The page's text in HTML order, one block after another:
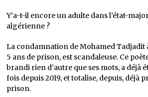
Y’a-t-il encore un adulte dans l’état-
algérienne ?
La condamnation de Mohamed Tadjadit
5 ans de prison, est scandaleuse. Ce
brandi rien d’autre que ses mots, a déjà
fois depuis 2019, et totalise, depuis, déjà
prison.